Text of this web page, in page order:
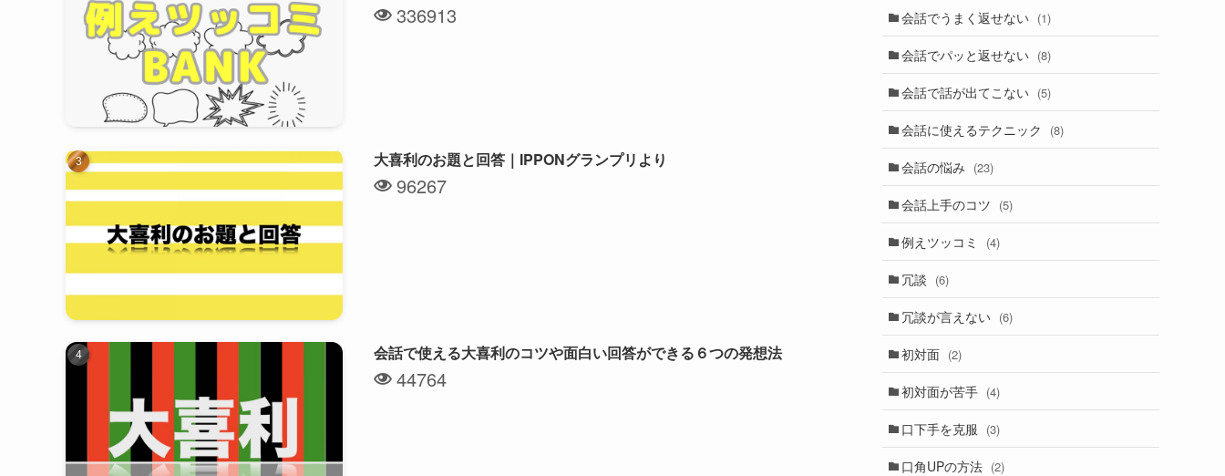
336913
大喜利のお題と回答｜IPPONグランプリより
96267
会話で使える大喜利のコツや面白い回答ができる６つの発想法
44764
会話でうまく返せない (1)
会話でパッと返せない (8)
会話で話が出てこない (5)
会話に使えるテクニック (8)
会話の悩み (23)
会話上手のコツ (5)
例えツッコミ (4)
冗談 (6)
冗談が言えない (6)
初対面 (2)
初対面が苦手 (4)
口下手を克服 (3)
口角UPの方法 (2)